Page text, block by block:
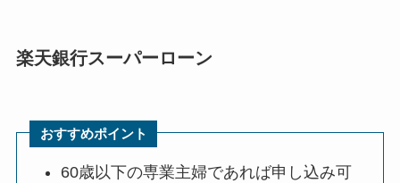
楽天銀行スーパーローン
おすすめポイント
60歳以下の専業主婦であれば申し込み可